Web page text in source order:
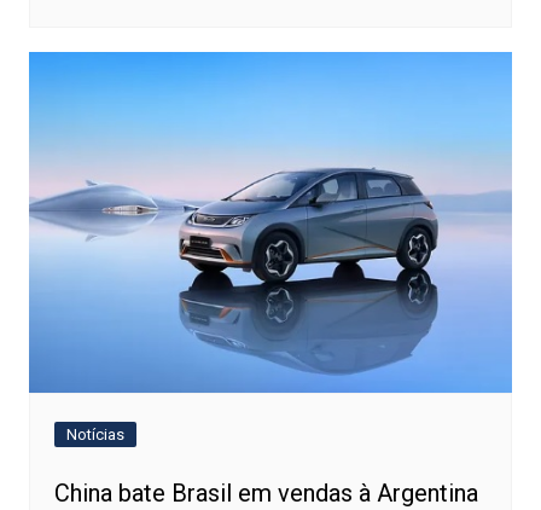
Notícias
China bate Brasil em vendas à Argentina